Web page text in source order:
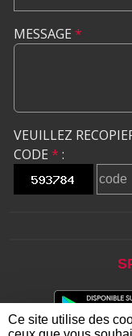
MESSAGE *
VEUILLEZ
CODE * :
Ce site utilise des